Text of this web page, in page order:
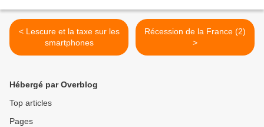
< Lescure et la taxe sur les
smartphones
Récession de la France (2)
>
Hébergé par Overblog
Top articles
Pages